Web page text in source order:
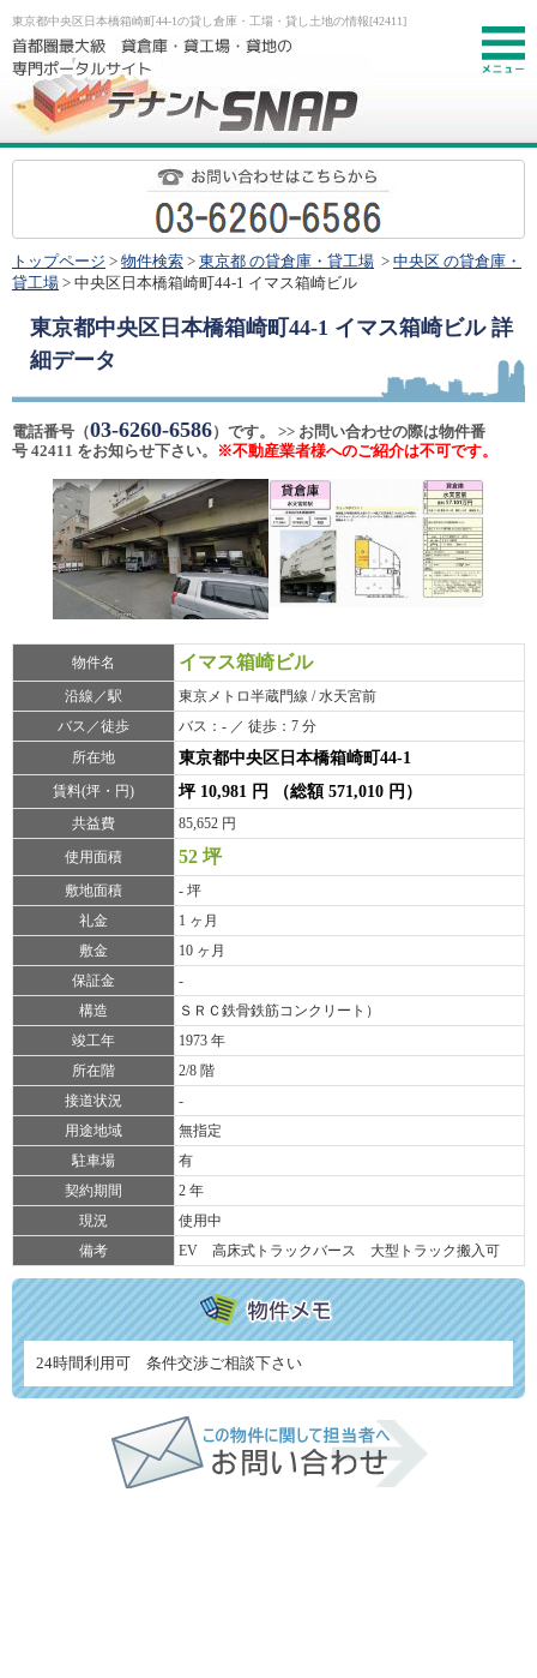
東京都中央区日本橋箱崎町44-1の貸し倉庫・工場・貸し土地の情報[42411]
トップページ > 物件検索 > 東京都 の貸倉庫・貸工場 > 中央区 の貸倉庫・
貸工場 > 中央区日本橋箱崎町44-1 イマス箱崎ビル
東京都中央区日本橋箱崎町44-1 イマス箱崎ビル詳
細データ
電話番号（03-6260-6586）です。 >> お問い合わせの際は物件番
号 42411 をお知らせ下さい。
※不動産業者様へのご紹介は不可です。
物件名 イマス箱崎ビル
沿線／駅
東京メトロ半蔵門線 / 水天宮前
バス／徒歩
バス：- ／ 徒歩：7 分
所在地
東京都中央区日本橋箱崎町44-1
賃料(坪・円) 坪 10,981 円 （総額 571,010 円）
共益費
85,652 円
使用面積
52 坪
敷地面積
- 坪
礼金
1 ヶ月
敷金
10 ヶ月
保証金
-
構造
ＳＲＣ鉄骨鉄筋コンクリート）
竣工年
1973 年
所在階
2/8 階
接道状況
-
用途地域
無指定
駐車場
有
契約期間
2 年
現況
使用中
備考
EV 高床式トラックバース 大型トラック搬入可
24時間利用可 条件交渉ご相談下さい